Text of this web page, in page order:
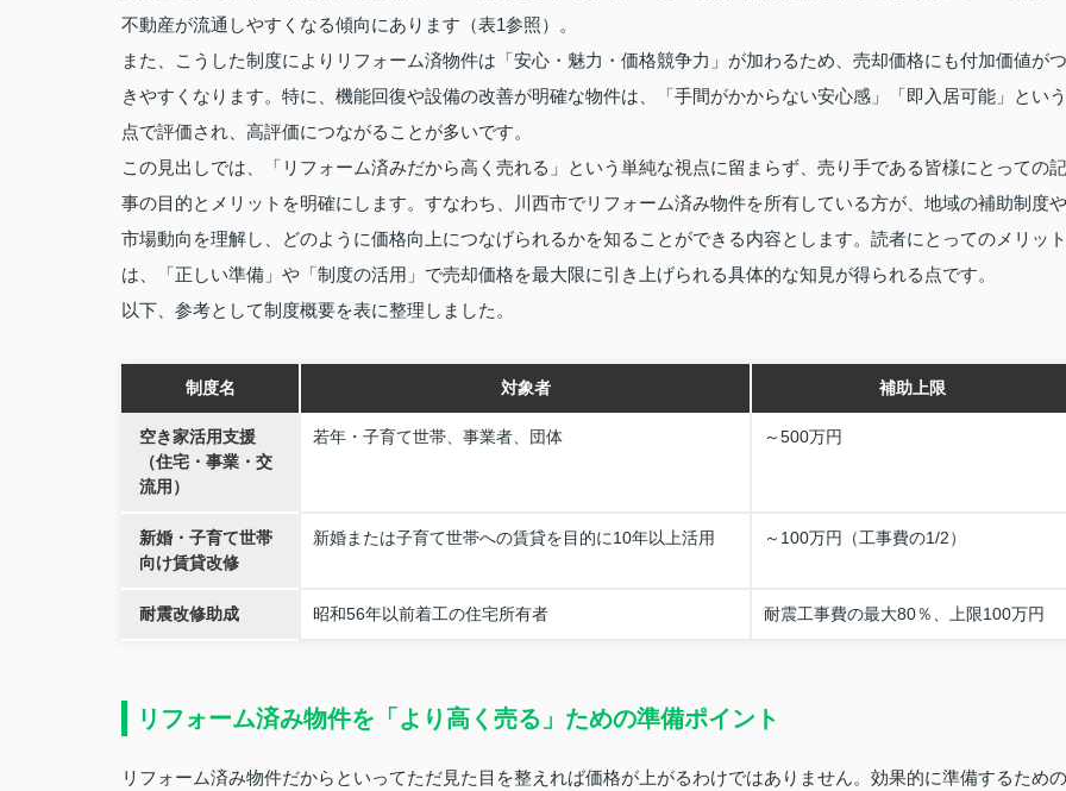
不動産が流通しやすくなる傾向にあります（表1参照）。
また、こうした制度によりリフォーム済物件は「安心・魅力・価格競争力」が加わるため、売却価格にも付加価値がつ
きやすくなります。特に、機能回復や設備の改善が明確な物件は、「手間がかからない安心感」「即入居可能」という
点で評価され、高評価につながることが多いです。
この見出しでは、「リフォーム済みだから高く売れる」という単純な視点に留まらず、売り手である皆様にとっての記
事の目的とメリットを明確にします。すなわち、川西市でリフォーム済み物件を所有している方が、地域の補助制度や
市場動向を理解し、どのように価格向上につなげられるかを知ることができる内容とします。読者にとってのメリット
は、「正しい準備」や「制度の活用」で売却価格を最大限に引き上げられる具体的な知見が得られる点です。
以下、参考として制度概要を表に整理しました。
制度名 対象者 補助上限
空き家活用支援
（住宅・事業・交
流用）
若年・子育て世帯、事業者、団体 ～500万円
新婚・子育て世帯
向け賃貸改修
新婚または子育て世帯への賃貸を目的に10年以上活用 ～100万円（工事費の1/2）
耐震改修助成 昭和56年以前着工の住宅所有者 耐震工事費の最大80％、上限100万円
リフォーム済み物件を「より高く売る」ための準備ポイント
リフォーム済み物件だからといってただ見た目を整えれば価格が上がるわけではありません。効果的に準備するための